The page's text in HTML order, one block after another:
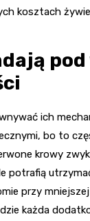
kosztach
ich
bo to
krowy
potrafią
przy
każda